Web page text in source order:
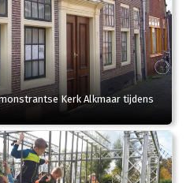
Kerk Alkmaar tijdens